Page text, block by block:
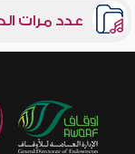
عدد مرات